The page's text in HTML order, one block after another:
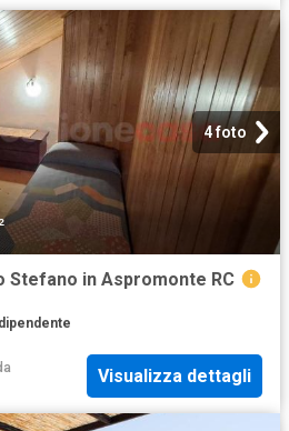
4 foto
Stefano in Aspromonte RC
Visualizza dettagli